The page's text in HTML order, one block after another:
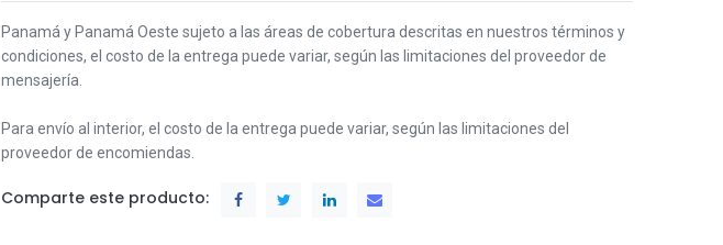
Panamá y Panamá Oeste sujeto a las áreas de cobertura descritas en nuestros términos y
condiciones, el costo de la entrega puede variar, según las limitaciones del proveedor de
mensajería.
Para envío al interior, el costo de la entrega puede variar, según las limitaciones del
proveedor de encomiendas.
Comparte este producto: